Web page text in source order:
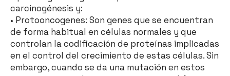
carcinogénesis y:
• Protooncogenes: Son genes que se encuentran
de forma habitual en células normales y que
controlan la codificación de proteínas implicadas
en el control del crecimiento de estas células. Sin
embargo, cuando se da una mutación en estos